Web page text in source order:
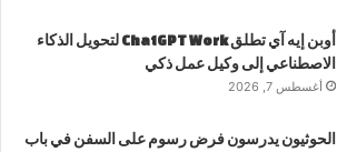
أوبن إيه آي تطلق ChatGPT Work لتحويل الذكاء
الاصطناعي إلى وكيل عمل ذكي
أغسطس 7, 2026
الحوثيون يدرسون فرض رسوم على السفن في باب